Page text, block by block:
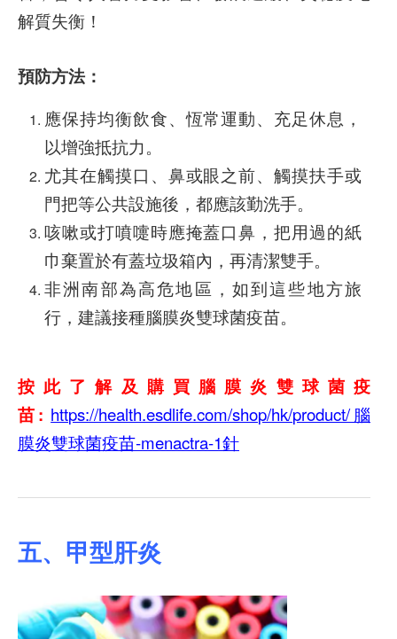
解質失衡！
預防方法：
應保持均衡飲食、恆常運動、充足休息，
以增強抵抗力。
尤其在觸摸口、鼻或眼之前、觸摸扶手或
門把等公共設施後，都應該勤洗手。
咳嗽或打噴嚏時應掩蓋口鼻，把用過的紙
巾棄置於有蓋垃圾箱內，再清潔雙手。
非洲南部為高危地區，如到這些地方旅
行，建議接種腦膜炎雙球菌疫苗。
按此了解及購買腦膜炎雙球菌疫
苗: https://health.esdlife.com/shop/hk/product/腦
膜炎雙球菌疫苗-menactra-1針
五、甲型肝炎